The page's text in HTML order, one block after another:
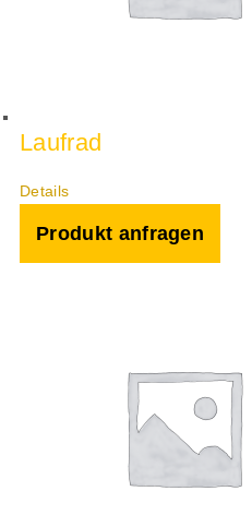
Laufrad
Details
Produkt anfragen